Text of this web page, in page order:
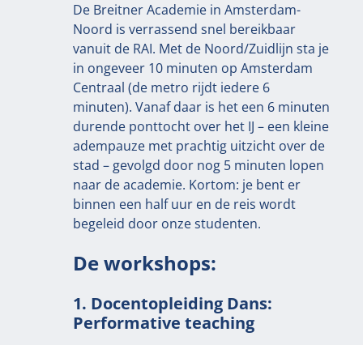
De Breitner Academie in Amsterdam-
Noord is verrassend snel bereikbaar
vanuit de RAI. Met de Noord/Zuidlijn sta je
in ongeveer 10 minuten op Amsterdam
Centraal (de metro rijdt iedere 6
minuten). Vanaf daar is het een 6 minuten
durende ponttocht over het IJ – een kleine
adempauze met prachtig uitzicht over de
stad – gevolgd door nog 5 minuten lopen
naar de academie. Kortom: je bent er
binnen een half uur en de reis wordt
begeleid door onze studenten.
De workshops:
1. Docentopleiding Dans:
Performative teaching